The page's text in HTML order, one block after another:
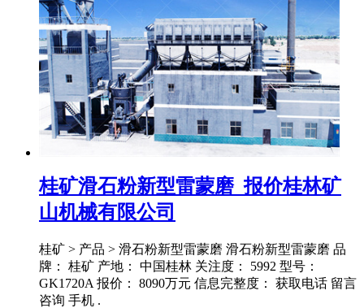
桂矿滑石粉新型雷蒙磨_报价桂林矿
山机械有限公司
桂矿 > 产品 > 滑石粉新型雷蒙磨 滑石粉新型雷蒙磨 品
牌： 桂矿 产地： 中国桂林 关注度： 5992 型号：
GK1720A 报价： 8090万元 信息完整度： 获取电话 留言
咨询 手机 .